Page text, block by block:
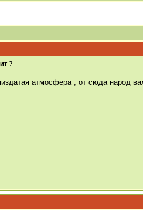
?
атмосфера , от сюда народ